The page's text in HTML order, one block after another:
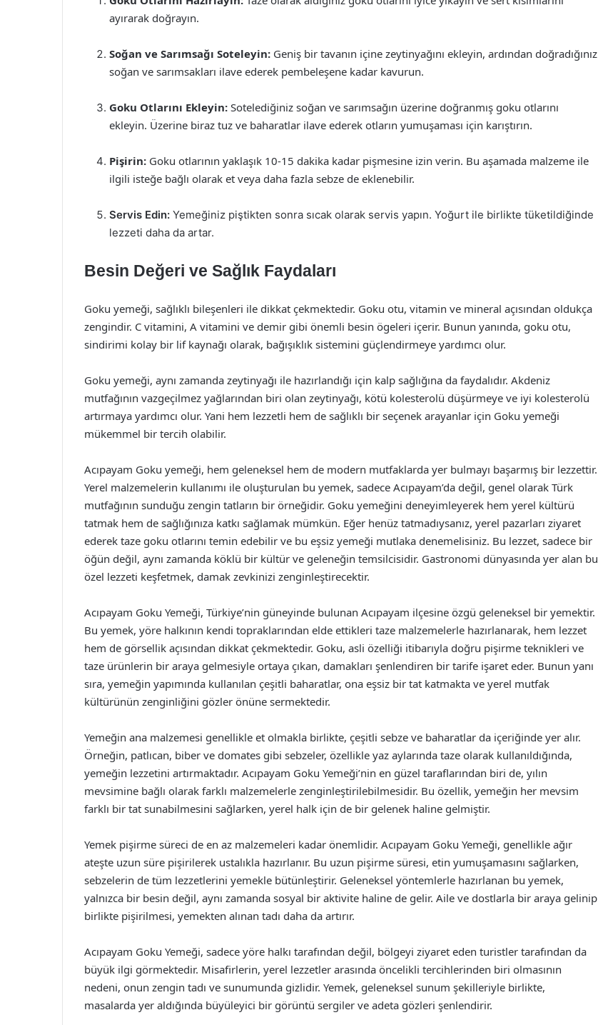
ayırarak doğrayın.
Soğan ve Sarımsağı Soteleyin: Geniş bir tavanın içine zeytinyağını ekleyin, ardından doğradığınız
soğan ve sarımsakları ilave ederek pembeleşene kadar kavurun.
Goku Otlarını Ekleyin: Sotelediğiniz soğan ve sarımsağın üzerine doğranmış goku otlarını
ekleyin. Üzerine biraz tuz ve baharatlar ilave ederek otların yumuşaması için karıştırın.
Pişirin: Goku otlarının yaklaşık 10-15 dakika kadar pişmesine izin verin. Bu aşamada malzeme ile
ilgili isteğe bağlı olarak et veya daha fazla sebze de eklenebilir.
Servis Edin: Yemeğiniz piştikten sonra sıcak olarak servis yapın. Yoğurt ile birlikte tüketildiğinde
lezzeti daha da artar.
Besin Değeri ve Sağlık Faydaları
Goku yemeği, sağlıklı bileşenleri ile dikkat çekmektedir. Goku otu, vitamin ve mineral açısından oldukça
zengindir. C vitamini, A vitamini ve demir gibi önemli besin ögeleri içerir. Bunun yanında, goku otu,
sindirimi kolay bir lif kaynağı olarak, bağışıklık sistemini güçlendirmeye yardımcı olur.
Goku yemeği, aynı zamanda zeytinyağı ile hazırlandığı için kalp sağlığına da faydalıdır. Akdeniz
mutfağının vazgeçilmez yağlarından biri olan zeytinyağı, kötü kolesterolü düşürmeye ve iyi kolesterolü
artırmaya yardımcı olur. Yani hem lezzetli hem de sağlıklı bir seçenek arayanlar için Goku yemeği
mükemmel bir tercih olabilir.
Acıpayam Goku yemeği, hem geleneksel hem de modern mutfaklarda yer bulmayı başarmış bir lezzettir.
Yerel malzemelerin kullanımı ile oluşturulan bu yemek, sadece Acıpayam’da değil, genel olarak Türk
mutfağının sunduğu zengin tatların bir örneğidir. Goku yemeğini deneyimleyerek hem yerel kültürü
tatmak hem de sağlığınıza katkı sağlamak mümkün. Eğer henüz tatmadıysanız, yerel pazarları ziyaret
ederek taze goku otlarını temin edebilir ve bu eşsiz yemeği mutlaka denemelisiniz. Bu lezzet, sadece bir
öğün değil, aynı zamanda köklü bir kültür ve geleneğin temsilcisidir. Gastronomi dünyasında yer alan bu
özel lezzeti keşfetmek, damak zevkinizi zenginleştirecektir.
Acıpayam Goku Yemeği, Türkiye’nin güneyinde bulunan Acıpayam ilçesine özgü geleneksel bir yemektir.
Bu yemek, yöre halkının kendi topraklarından elde ettikleri taze malzemelerle hazırlanarak, hem lezzet
hem de görsellik açısından dikkat çekmektedir. Goku, asli özelliği itibarıyla doğru pişirme teknikleri ve
taze ürünlerin bir araya gelmesiyle ortaya çıkan, damakları şenlendiren bir tarife işaret eder. Bunun yanı
sıra, yemeğin yapımında kullanılan çeşitli baharatlar, ona eşsiz bir tat katmakta ve yerel mutfak
kültürünün zenginliğini gözler önüne sermektedir.
Yemeğin ana malzemesi genellikle et olmakla birlikte, çeşitli sebze ve baharatlar da içeriğinde yer alır.
Örneğin, patlıcan, biber ve domates gibi sebzeler, özellikle yaz aylarında taze olarak kullanıldığında,
yemeğin lezzetini artırmaktadır. Acıpayam Goku Yemeği’nin en güzel taraflarından biri de, yılın
mevsimine bağlı olarak farklı malzemelerle zenginleştirilebilmesidir. Bu özellik, yemeğin her mevsim
farklı bir tat sunabilmesini sağlarken, yerel halk için de bir gelenek haline gelmiştir.
Yemek pişirme süreci de en az malzemeleri kadar önemlidir. Acıpayam Goku Yemeği, genellikle ağır
ateşte uzun süre pişirilerek ustalıkla hazırlanır. Bu uzun pişirme süresi, etin yumuşamasını sağlarken,
sebzelerin de tüm lezzetlerini yemekle bütünleştirir. Geleneksel yöntemlerle hazırlanan bu yemek,
yalnızca bir besin değil, aynı zamanda sosyal bir aktivite haline de gelir. Aile ve dostlarla bir araya gelinip
birlikte pişirilmesi, yemekten alınan tadı daha da artırır.
Acıpayam Goku Yemeği, sadece yöre halkı tarafından değil, bölgeyi ziyaret eden turistler tarafından da
büyük ilgi görmektedir. Misafirlerin, yerel lezzetler arasında öncelikli tercihlerinden biri olmasının
nedeni, onun zengin tadı ve sunumunda gizlidir. Yemek, geleneksel sunum şekilleriyle birlikte,
masalarda yer aldığında büyüleyici bir görüntü sergiler ve adeta gözleri şenlendirir.